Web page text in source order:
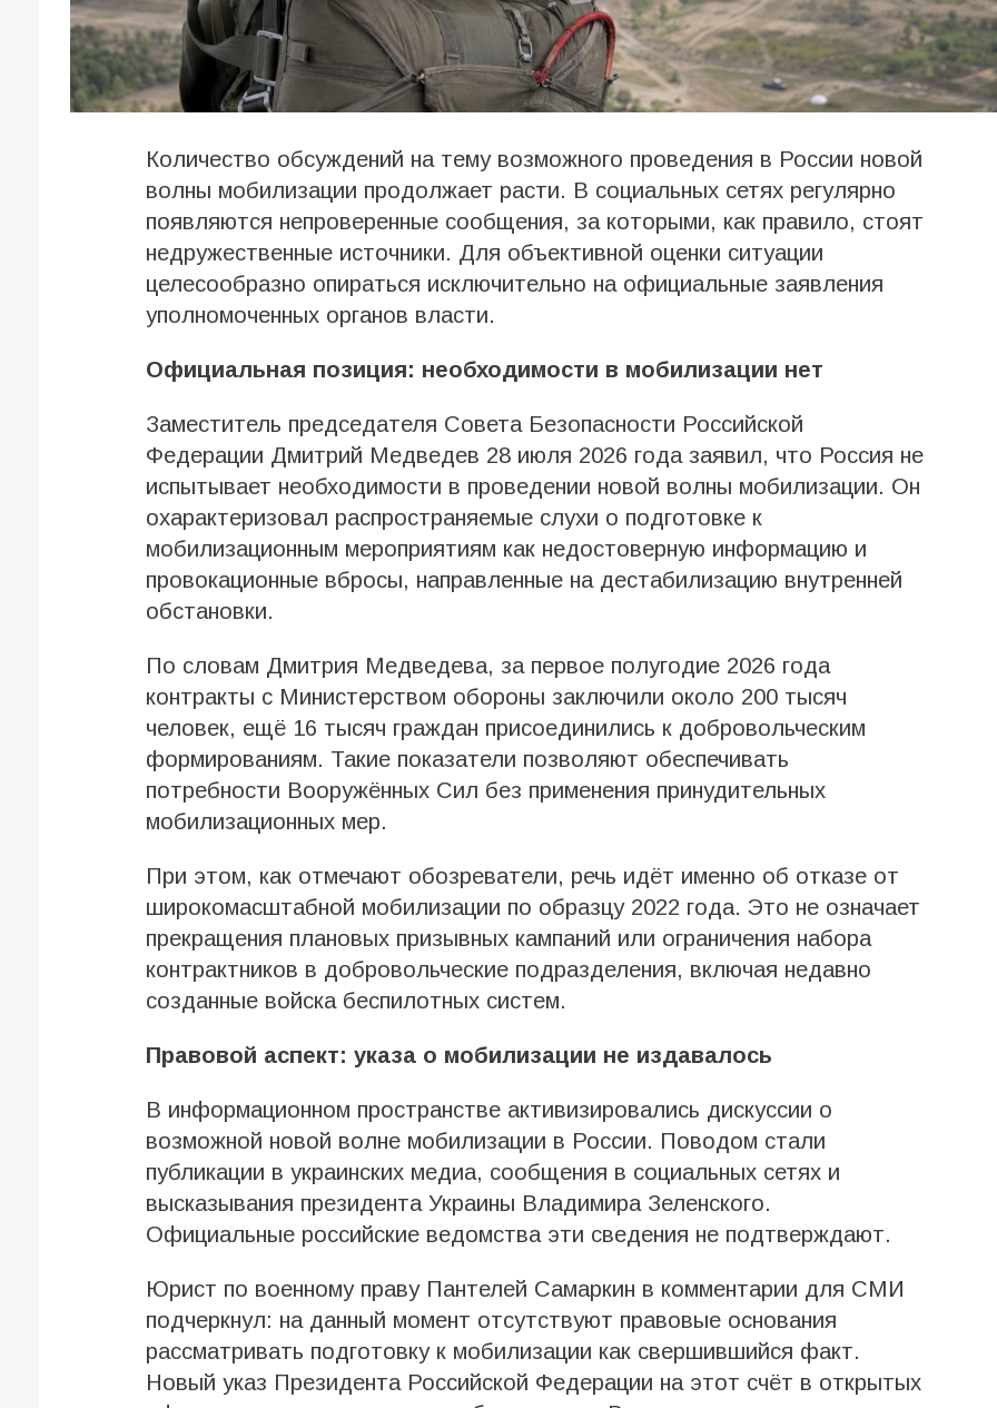
Количество обсуждений на тему возможного проведения в России новой
волны мобилизации продолжает расти. В социальных сетях регулярно
появляются непроверенные сообщения, за которыми, как правило, стоят
недружественные источники. Для объективной оценки ситуации
целесообразно опираться исключительно на официальные заявления
уполномоченных органов власти.
Официальная позиция: необходимости в мобилизации нет
Заместитель председателя Совета Безопасности Российской
Федерации Дмитрий Медведев 28 июля 2026 года заявил, что Россия не
испытывает необходимости в проведении новой волны мобилизации. Он
охарактеризовал распространяемые слухи о подготовке к
мобилизационным мероприятиям как недостоверную информацию и
провокационные вбросы, направленные на дестабилизацию внутренней
обстановки.
По словам Дмитрия Медведева, за первое полугодие 2026 года
контракты с Министерством обороны заключили около 200 тысяч
человек, ещё 16 тысяч граждан присоединились к добровольческим
формированиям. Такие показатели позволяют обеспечивать
потребности Вооружённых Сил без применения принудительных
мобилизационных мер.
При этом, как отмечают обозреватели, речь идёт именно об отказе от
широкомасштабной мобилизации по образцу 2022 года. Это не означает
прекращения плановых призывных кампаний или ограничения набора
контрактников в добровольческие подразделения, включая недавно
созданные войска беспилотных систем.
Правовой аспект: указа о мобилизации не издавалось
В информационном пространстве активизировались дискуссии о
возможной новой волне мобилизации в России. Поводом стали
публикации в украинских медиа, сообщения в социальных сетях и
высказывания президента Украины Владимира Зеленского.
Официальные российские ведомства эти сведения не подтверждают.
Юрист по военному праву Пантелей Самаркин в комментарии для СМИ
подчеркнул: на данный момент отсутствуют правовые основания
рассматривать подготовку к мобилизации как свершившийся факт.
Новый указ Президента Российской Федерации на этот счёт в открытых